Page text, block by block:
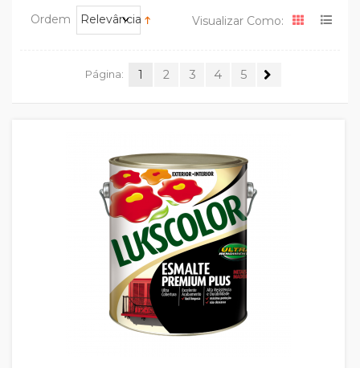
Ordem Relevância Visualizar Como:
Página: 1 2 3 4 5
Quickview